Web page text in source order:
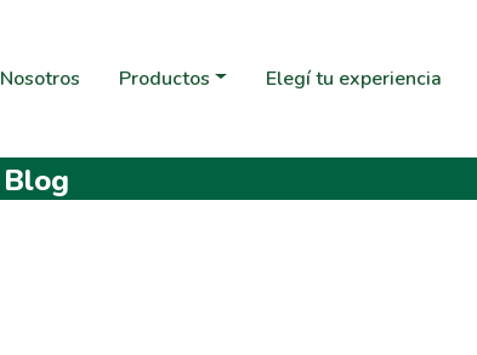
Nosotros Productos Elegí tu experiencia
Blog